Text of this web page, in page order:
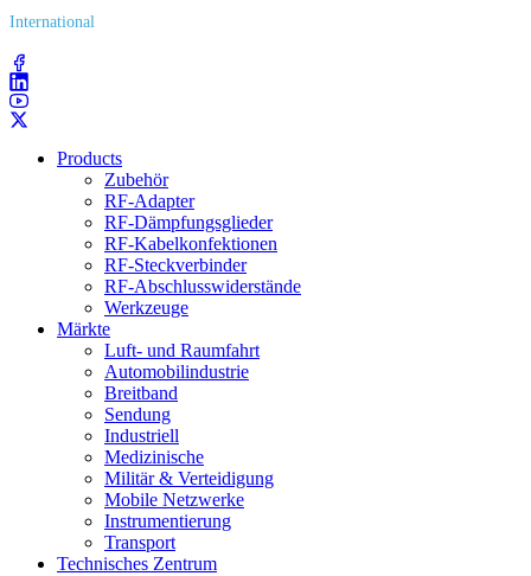
International
Products
Zubehör
RF-Adapter
RF-Dämpfungsglieder
RF-Kabelkonfektionen
RF-Steckverbinder
RF-Abschlusswiderstände
Werkzeuge
Märkte
Luft- und Raumfahrt
Automobilindustrie
Breitband
Sendung
Industriell
Medizinische
Militär & Verteidigung
Mobile Netzwerke
Instrumentierung
Transport
Technisches Zentrum